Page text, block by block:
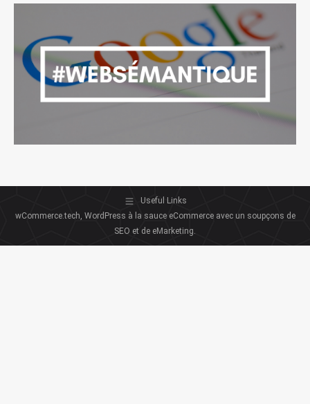
Useful Links
wCommerce.tech, WordPress à la sauce eCommerce avec un soupçons de
SEO et de eMarketing.